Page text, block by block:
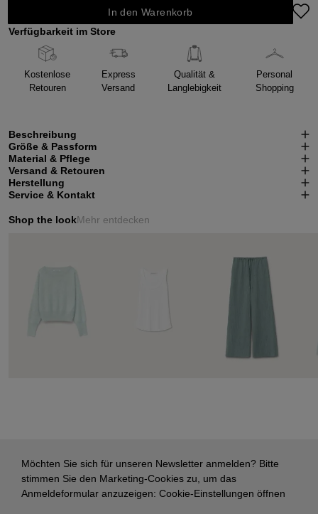
In den Warenkorb
Verfügbarkeit im Store
Kostenlose
Retouren
Express
Versand
Qualität &
Langlebigkeit
Personal
Shopping
Beschreibung
Größe & Passform
Material & Pflege
Versand & Retouren
Herstellung
Service & Kontakt
Shop the lookMehr entdecken
Möchten Sie sich für unseren Newsletter anmelden? Bitte
stimmen Sie den Marketing-Cookies zu, um das
Anmeldeformular anzuzeigen: Cookie-Einstellungen öffnen